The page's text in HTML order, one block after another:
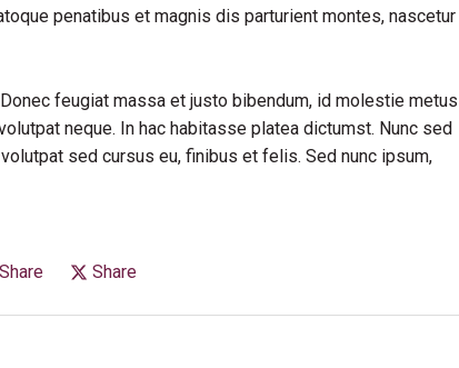
penatibus et magnis dis parturient montes, nascetur
feugiat massa et justo bibendum, id molestie metus
neque. In hac habitasse platea dictumst. Nunc sed
sed cursus eu, finibus et felis. Sed nunc ipsum,
Share Share